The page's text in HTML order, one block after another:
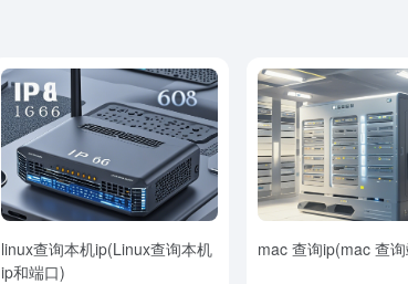
linux查询本机ip(Linux查询本机
ip和端口)
mac 查询ip(mac 查